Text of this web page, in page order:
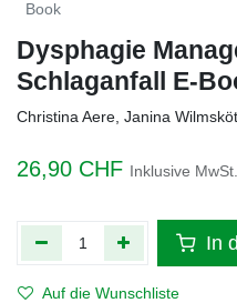
Book
Dysphagie
Schlaganfall E-
Christina Aere, Janina
26,90 CHF Inklusive MwSt.
In
Auf die Wunschliste